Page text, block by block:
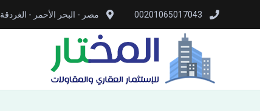
00201065017043 مصر - البحر الأحمر - الغردقة